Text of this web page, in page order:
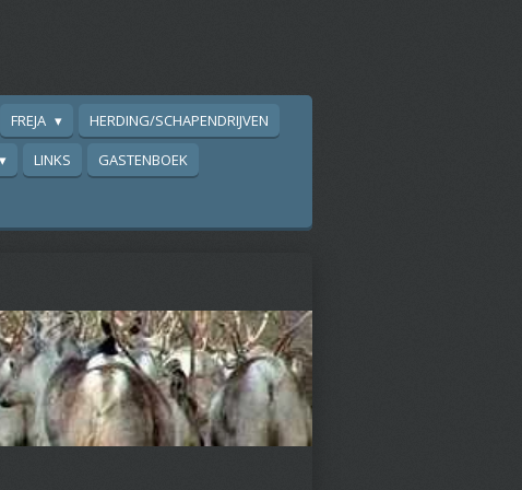
FREJA
HERDING/SCHAPENDRIJVEN
LINKS
GASTENBOEK